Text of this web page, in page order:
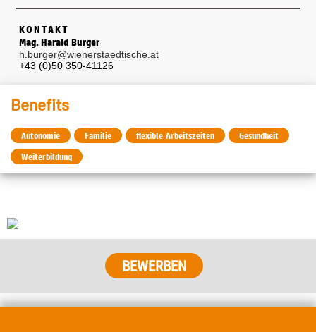
KONTAKT
Mag. Harald Burger
h.burger@wienerstaedtische.at
+43 (0)50 350-41126
Benefits
Autonomie Familie flexible Arbeitszeiten
Gesundheit
Weiterbildung